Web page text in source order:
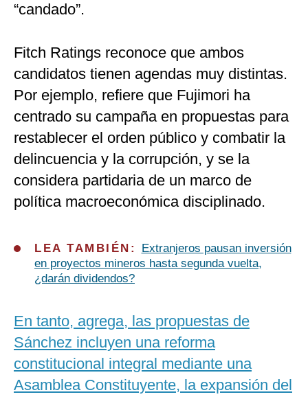
“candado”.
Fitch Ratings reconoce que ambos
candidatos tienen agendas muy distintas.
Por ejemplo, refiere que Fujimori ha
centrado su campaña en propuestas para
restablecer el orden público y combatir la
delincuencia y la corrupción, y se la
considera partidaria de un marco de
política macroeconómica disciplinado.
LEA TAMBIÉN:
Extranjeros pausan inversión
en proyectos mineros hasta segunda vuelta,
¿darán dividendos?
En tanto, agrega, las propuestas de
Sánchez incluyen una reforma
constitucional integral mediante una
Asamblea Constituyente, la expansión del